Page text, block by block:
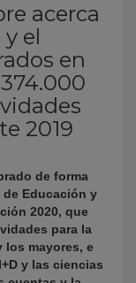
acerca
el
en
2019
de forma
Educación y
2020, que
para la
los mayores, e
y las ciencias